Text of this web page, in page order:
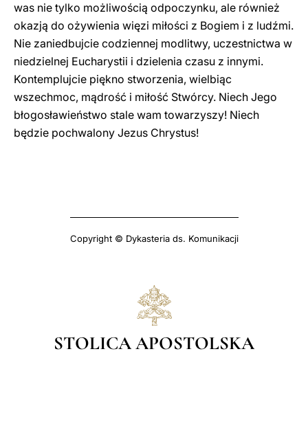
was nie tylko możliwością odpoczynku, ale również
okazją do ożywienia więzi miłości z Bogiem i z ludźmi.
Nie zaniedbujcie codziennej modlitwy, uczestnictwa w
niedzielnej Eucharystii i dzielenia czasu z innymi.
Kontemplujcie piękno stworzenia, wielbiąc
wszechmoc, mądrość i miłość Stwórcy. Niech Jego
błogosławieństwo stale wam towarzyszy! Niech
będzie pochwalony Jezus Chrystus!
Copyright © Dykasteria ds. Komunikacji
STOLICA APOSTOLSKA